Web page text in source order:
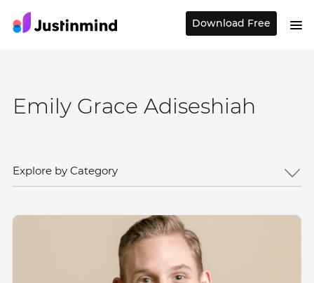
Download Free
Emily Grace Adiseshiah
Explore by Category